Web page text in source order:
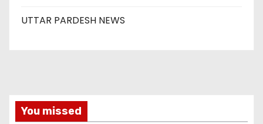
UTTAR PARDESH NEWS
You missed